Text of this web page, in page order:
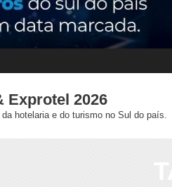
Exprotel 2026
hotelaria e do turismo no Sul do país.